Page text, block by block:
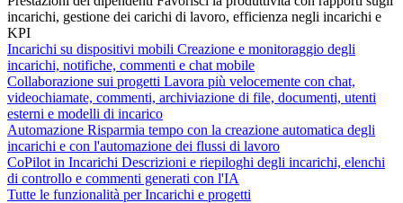
incarichi, gestione dei carichi di lavoro, efficienza negli incarichi e
KPI
Incarichi su dispositivi mobili Creazione e monitoraggio degli
incarichi, notifiche, commenti e chat mobile
Collaborazione sui progetti Lavora più velocemente con chat,
videochiamate, commenti, archiviazione di file, documenti, utenti
esterni e modelli di incarico
Automazione Risparmia tempo con la creazione automatica degli
incarichi e con l'automazione dei flussi di lavoro
CoPilot in Incarichi Descrizioni e riepiloghi degli incarichi, elenchi
di controllo e commenti generati con l'IA
Tutte le funzionalità per Incarichi e progetti